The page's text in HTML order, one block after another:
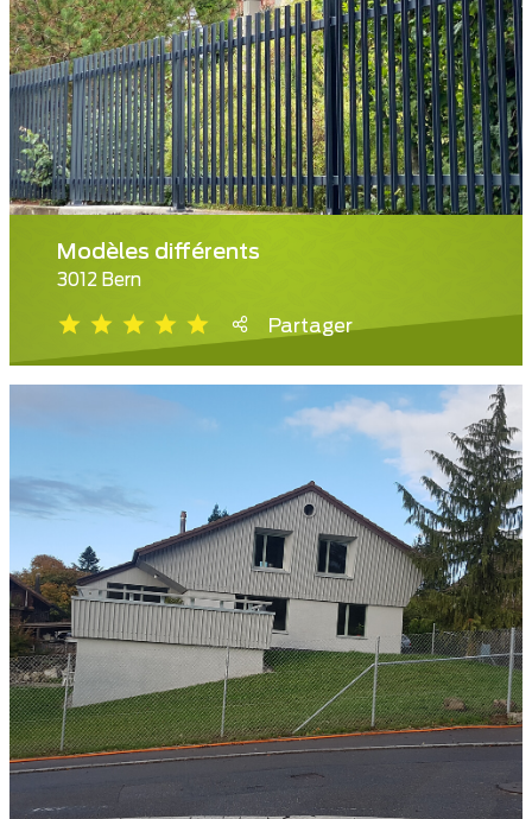
Modèles différents
3012 Bern
Partager